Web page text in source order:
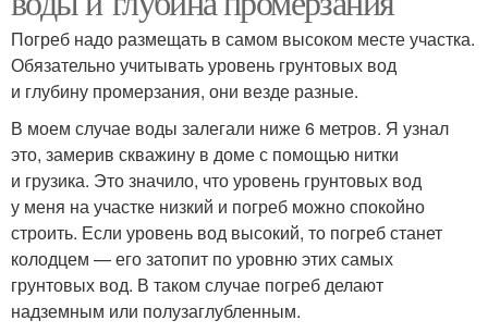
Погреб надо размещать в самом высоком месте участка.
Обязательно учитывать уровень грунтовых вод
и глубину промерзания, они везде разные.
В моем случае воды залегали ниже 6 метров. Я узнал
это, замерив скважину в доме с помощью нитки
и грузика. Это значило, что уровень грунтовых вод
у меня на участке низкий и погреб можно спокойно
строить. Если уровень вод высокий, то погреб станет
колодцем — его затопит по уровню этих самых
грунтовых вод. В таком случае погреб делают
надземным или полузаглубленным.